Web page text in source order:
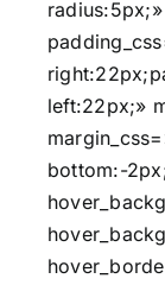
left:22px;»
bottom:-